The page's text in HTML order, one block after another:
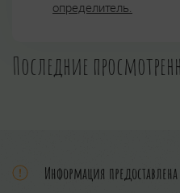
определитель.
Последние
Информация